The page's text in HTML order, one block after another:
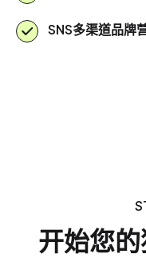
SNS多渠道品牌
开始您